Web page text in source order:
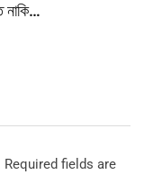
নাকি…
Required fields are